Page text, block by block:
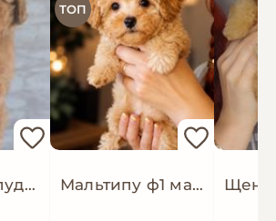
Щенки той пуделя
ТОП
Мальтипу ф1 мальчики